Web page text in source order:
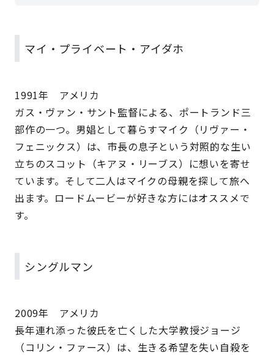
マイ・プライベート・アイダホ
1991年 アメリカ
ガス・ヴァン・サント監督による、ポートランド三
部作の一つ。男娼として暮らすマイク（リヴァー・
フェニックス）は、市長の息子という対照的な生い
立ちのスコット（キアヌ・リーブス）に想いを寄せ
ています。そして二人はマイクの母親を探して旅へ
出ます。ロードムービーが好きな方にはオススメで
す。
シングルマン
2009年 アメリカ
長年連れ添った彼氏を亡くした大学教授ジョージ
（コリン・ファース）は、生きる希望を失い自殺を